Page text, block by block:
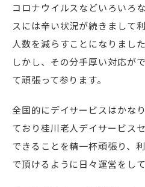
コロナウイルスなどいろいろ
スには辛い状況が続きまして
人数を減らすことになりました
しかし、その分手厚い対応が
て頑張って参ります。
全国的にデイサービスはかな
ており桂川老人デイサービス
できることを精一杯頑張り、
で頂けるように日々運営をして